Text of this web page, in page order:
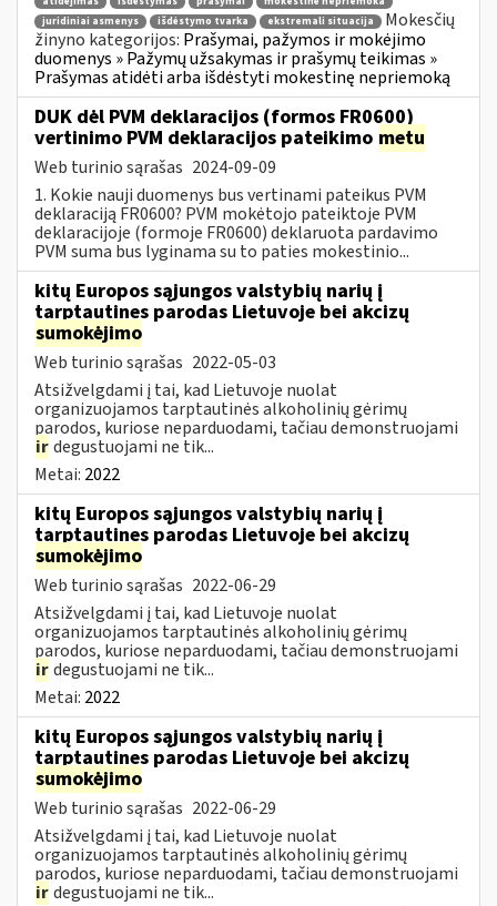
juridiniai asmenys
išdėstymo tvarka ekstremali situacija
Mokesčių
žinyno kategorijos: Prašymai, pažymos ir mokėjimo
duomenys » Pažymų užsakymas ir prašymų teikimas »
Prašymas atidėti arba išdėstyti mokestinę nepriemoką
DUK dėl PVM deklaracijos (formos FR0600)
vertinimo PVM deklaracijos pateikimo metu
Web turinio sąrašas 2024-09-09
1. Kokie nauji duomenys bus vertinami pateikus PVM
deklaraciją FR0600? PVM mokėtojo pateiktoje PVM
deklaracijoje (formoje FR0600) deklaruota pardavimo
PVM suma bus lyginama su to paties mokestinio...
kitų Europos sąjungos valstybių narių į
tarptautines parodas Lietuvoje bei akcizų
sumokėjimo
Web turinio sąrašas 2022-05-03
Atsižvelgdami į tai, kad Lietuvoje nuolat
organizuojamos tarptautinės alkoholinių gėrimų
parodos, kuriose neparduodami, tačiau demonstruojami
irdegustuojami ne tik...
Metai: 2022
kitų Europos sąjungos valstybių narių į
tarptautines parodas Lietuvoje bei akcizų
sumokėjimo
Web turinio sąrašas 2022-06-29
Atsižvelgdami į tai, kad Lietuvoje nuolat
organizuojamos tarptautinės alkoholinių gėrimų
parodos, kuriose neparduodami, tačiau demonstruojami
irdegustuojami ne tik...
Metai: 2022
kitų Europos sąjungos valstybių narių į
tarptautines parodas Lietuvoje bei akcizų
sumokėjimo
Web turinio sąrašas 2022-06-29
Atsižvelgdami į tai, kad Lietuvoje nuolat
organizuojamos tarptautinės alkoholinių gėrimų
parodos, kuriose neparduodami, tačiau demonstruojami
irdegustuojami ne tik...